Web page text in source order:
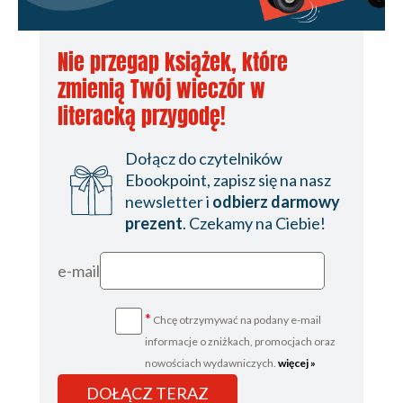
Nie przegap książek, które
zmienią Twój wieczór w
literacką przygodę!
Dołącz do czytelników
Ebookpoint, zapisz się na nasz
newsletter i odbierz darmowy
prezent. Czekamy na Ciebie!
e-mail
* Chcę otrzymywać na podany e-mail
informacje o zniżkach, promocjach oraz
nowościach wydawniczych. więcej »
DOŁĄCZ TERAZ